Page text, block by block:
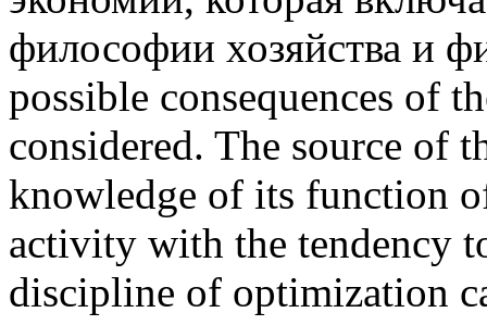
философии хозяйства и
possible consequences of
considered. The source of
knowledge of its function
activity with the tendency
discipline of optimization